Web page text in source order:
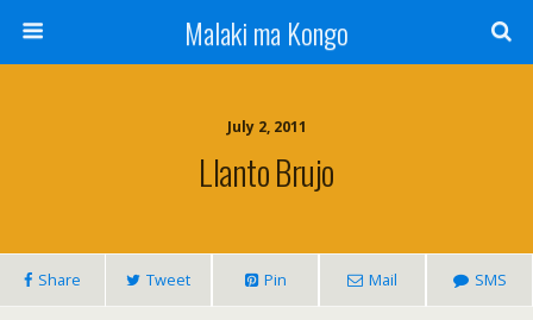
Malaki ma Kongo
July 2, 2011
Llanto Brujo
Share Tweet Pin Mail SMS